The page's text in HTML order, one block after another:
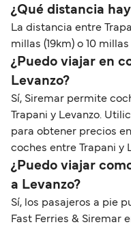
¿Qué distancia
La distancia entre
millas (19km) o 10
¿Puedo viajar en
Levanzo?
Sí, Siremar permite
Trapani y Levanzo.
para obtener precios
coches entre Trapani y
¿Puedo viajar
a Levanzo?
Sí, los pasajeros a pie
Fast Ferries & Siremar